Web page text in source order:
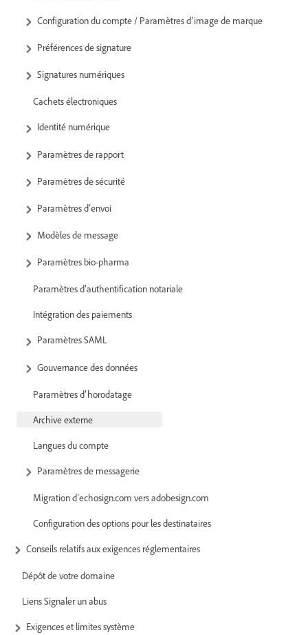
Configuration du compte / Paramètres d’image de marque
Préférences de signature
Signatures numériques
Cachets électroniques
Identité numérique
Paramètres de rapport
Paramètres de sécurité
Paramètres d’envoi
Modèles de message
Paramètres bio-pharma
Paramètres d’authentification notariale
Intégration des paiements
Paramètres SAML
Gouvernance des données
Paramètres d’horodatage
Archive externe
Langues du compte
Paramètres de messagerie
Migration d’echosign.com vers adobesign.com
Configuration des options pour les destinataires
Conseils relatifs aux exigences réglementaires
Dépôt de votre domaine
Liens Signaler un abus
Exigences et limites système